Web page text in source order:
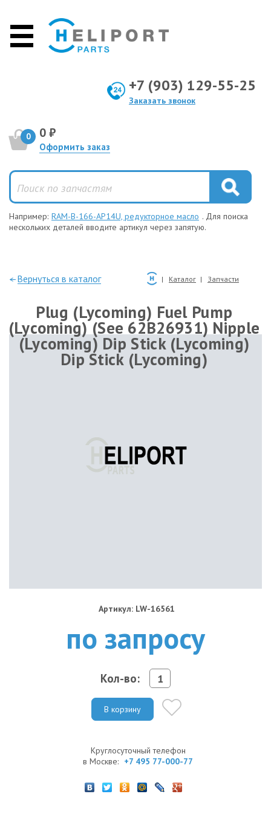
+7 (903) 129-55-25
Заказать звонок
0 0 ₽
Оформить заказ
Например: RAM-B-166-AP14U, редукторное масло . Для поиска
нескольких деталей вводите артикул через запятую.
—Вернуться в каталог Каталог Запчасти
Plug (Lycoming) Fuel Pump
(Lycoming) (See 62B26931) Nipple
(Lycoming) Dip Stick (Lycoming)
Dip Stick (Lycoming)
Артикул: LW-16561
по запросу
Кол-во:
В корзину
Круглосуточный телефон
в Москве: +7 495 77-000-77